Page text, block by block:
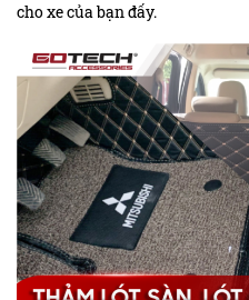
cho xe của bạn đấy.